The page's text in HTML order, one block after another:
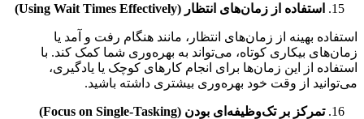
استفاده از زمان‌های انتظار (Using Wait Times Effectively
)
بهینه از زمان‌های انتظار، مانند هنگام رفت و آمد یا
بیکاری کوتاه، می‌تواند به بهره‌وری شما کمک کند. با
از این زمان‌ها برای انجام کارهای کوچک یا یادگیری،
از وقت خود بهره‌وری بیشتری داشته باشید.
تمرکز بر تک‌وظیفه‌ای بودن (Focus on Single-Tasking
)